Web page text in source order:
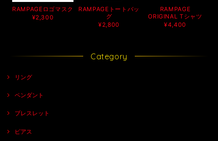
RAMPAGEロゴマスク
¥2,300
RAMPAGEトートバッ
グ
¥2,800
RAMPAGE
ORIGINAL Tシャツ
¥4,400
Category
リング
ペンダント
ブレスレット
ピアス